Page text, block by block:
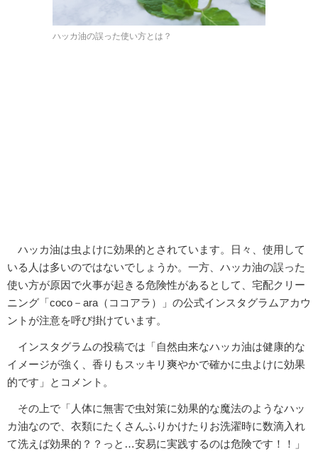
ハッカ油の誤った使い方とは？
ハッカ油は虫よけに効果的とされています。日々、使用して
いる人は多いのではないでしょうか。一方、ハッカ油の誤った
使い方が原因で火事が起きる危険性があるとして、宅配クリー
ニング「coco－ara（ココアラ）」の公式インスタグラムアカウ
ントが注意を呼び掛けています。
インスタグラムの投稿では「自然由来なハッカ油は健康的な
イメージが強く、香りもスッキリ爽やかで確かに虫よけに効果
的です」とコメント。
その上で「人体に無害で虫対策に効果的な魔法のようなハッ
カ油なので、衣類にたくさんふりかけたりお洗濯時に数滴入れ
て洗えば効果的？？っと…安易に実践するのは危険です！！」